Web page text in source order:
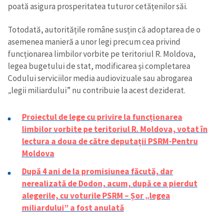
poată asigura prosperitatea tuturor cetățenilor săi.
Totodată, autoritățile române susțin că adoptarea de o
asemenea manieră a unor legi precum cea privind
funcționarea limbilor vorbite pe teritoriul R. Moldova,
legea bugetului de stat, modificarea și completarea
Codului serviciilor media audiovizuale sau abrogarea
„legii miliardului” nu contribuie la acest deziderat.
Proiectul de lege cu privire la funcționarea
limbilor vorbite pe teritoriul R. Moldova, votat în
lectura a doua de către deputații PSRM-Pentru
Moldova
După 4 ani de la promisiunea făcută, dar
nerealizată de Dodon, acum, după ce a pierdut
alegerile, cu voturile PSRM – Șor „legea
miliardului” a fost anulată